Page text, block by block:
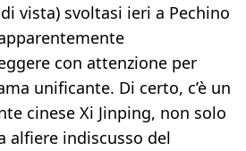
vista) svoltasi ieri a Pechino
con attenzione per
unificante. Di certo, c’è un
cinese Xi Jinping, non solo
alfiere indiscusso del